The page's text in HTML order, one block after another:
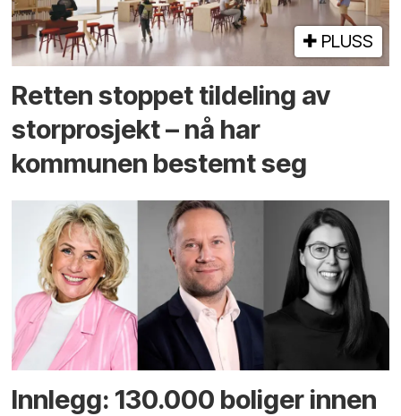
PLUSS
Retten stoppet tildeling av
storprosjekt – nå har
kommunen bestemt seg
Innlegg: 130.000 boliger innen